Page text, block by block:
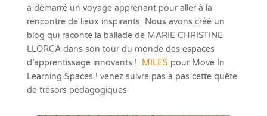
a démarré un voyage apprenant pour aller à la
rencontre de lieux inspirants. Nous avons créé un
blog qui raconte la ballade de MARIE CHRISTINE
LLORCA dans son tour du monde des espaces
d’apprentissage innovants !. MILES pour Move In
Learning Spaces ! venez suivre pas à pas cette quête
de trésors pédagogiques